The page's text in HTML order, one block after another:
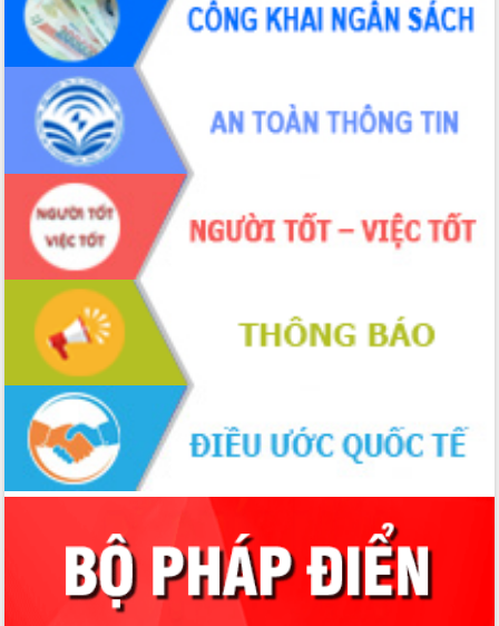
không gian tri thức trong thời đại số
Đánh giá, rút kinh nghiệm công tác tổ
chức diễn tập trước ngày bầu cử
Chương trình “Gặp gỡ hữu nghị –
Friendship Meeting New Year 2026”
Bầu cử Quốc hội và HĐND: Cử tri Đắk
Lắk gửi gắm niềm tin, kỳ vọng vào lá
Đắk Lắk sẵn sàng các điều kiện cho
Ngày hội bầu cử đại biểu Quốc hội
khóa XVI và HĐND các cấp nhiệm kỳ
2026-2031
Đảm bảo cuộc bầu cử đại biểu Quốc
hội và đại biểu HĐND các cấp diễn ra
an toàn, hiệu quả, đúng quy định
Thủ tướng Chính phủ Phạm Minh Chính
kiểm tra, chỉ đạo hoàn thành các dự
án cao tốc và thăm khu tái định cư tại
Đắk Lắk
Sôi nổi Hội đua ngựa truyền thống Gò
Thì Thùng mừng Xuân Bính Ngọ 2026
Lãnh đạo tỉnh dâng hương tưởng niệm
tại Đập Đồng Cam đầu Xuân Bính Ngọ
Ngành nông nghiệp phấn đấu tăng
trưởng đạt 5,86% trong năm 2026